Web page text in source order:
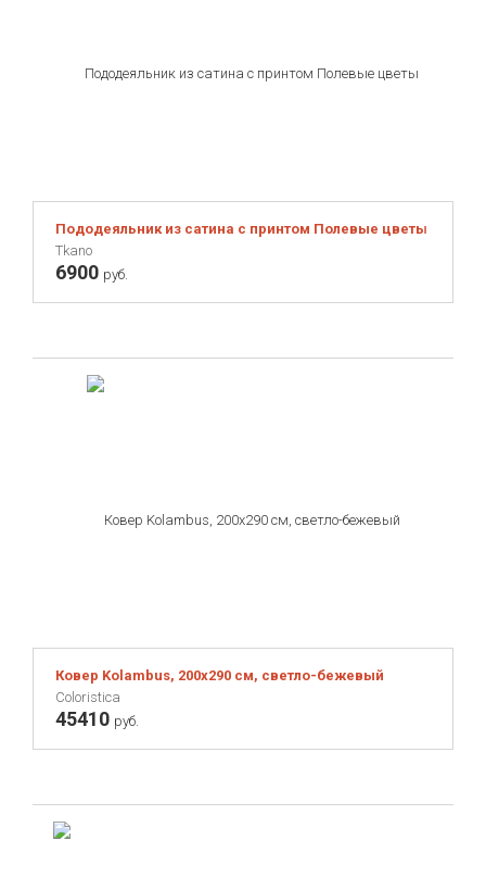
Пододеяльник из сатина с принтом Полевые цветы Russian
Tkano
6900 руб.
Ковер Kolambus, 200х290 см, светло-бежевый
Coloristica
45410 руб.